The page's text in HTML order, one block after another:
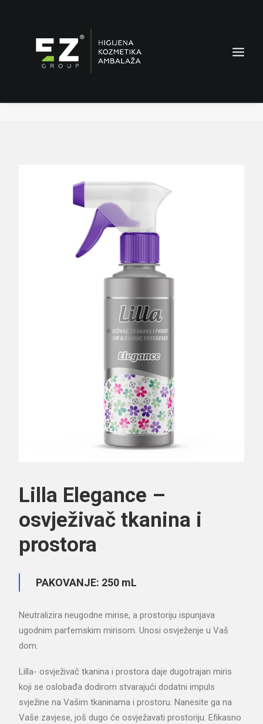
Search
Lilla Elegance – osvježivač tkanina i prostora
Lilla Elegance –
osvježivač tkanina i
prostora
PAKOVANJE: 250 mL
Neutralizira neugodne mirise, a prostoriju ispunjava
ugodnim parfemskim mirisom. Unosi osvježenje u Vaš
dom.
Lilla- osvježivač tkanina i prostora daje dugotrajan miris
koji se oslobađa dodirom stvarajući dodatni impuls
svježine na Vašim tkaninama i prostoru. Nanesite ga na
Vaše zavjese, još dugo će osvježavati prostoriju. Efikasno